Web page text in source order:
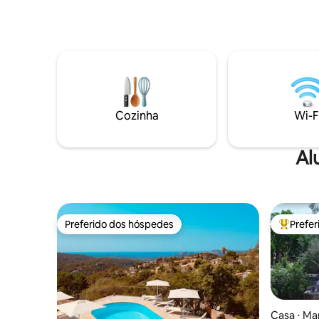
espreguiçadeiras, Wi-Fi, máquina de
lavar louça, micro-ondas, ferro de passar,
secador de cabelo e tudo o que você
precisa para tornar a sua estadia o mais
moradia
de
perfeito
criar
Cozinha Wi-
Preferido dos hóspedes
Preferido dos hóspedes Entre
Casa ⋅